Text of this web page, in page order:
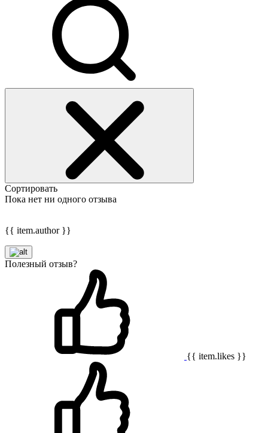
Сортировать
Пока нет ни одного отзыва
{{ item.author }}
Полезный отзыв?
{{ item.likes }}